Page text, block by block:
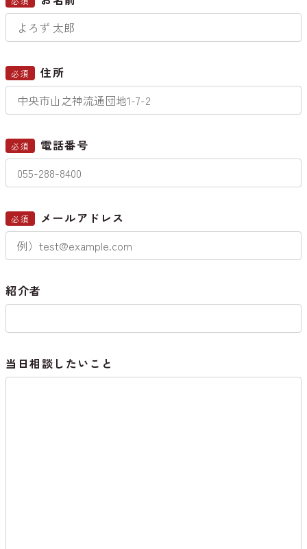
必須 住所
必須 電話番号
必須 メールアドレス
紹介者
当日相談したいこと